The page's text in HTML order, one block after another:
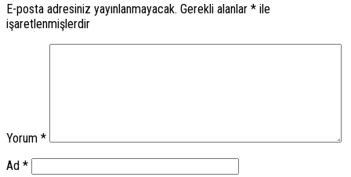
E-posta adresiniz yayınlanmayacak. Gerekli alanlar * ile
işaretlenmişlerdir
Yorum *
Ad *